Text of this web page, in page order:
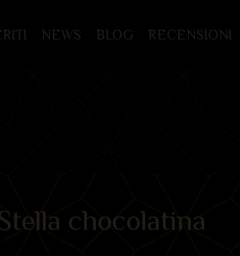
NEWS BLOG RECENSIONI
chocolatina